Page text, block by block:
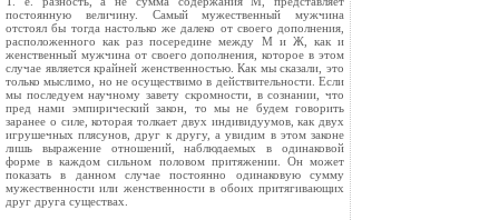
постоянную величину. Самый мужественный мужчина
отстоял бы тогда настолько же далеко от своего дополнения,
расположенного как раз посередине между М и Ж, как и
женственный мужчина от своего дополнения, которое в этом
случае является крайней женственностью. Как мы сказали, это
только мыслимо, но не осуществимо в действительности. Если
мы последуем научному завету скромности, в сознании, что
пред нами эмпирический закон, то мы не будем говорить
заранее о силе, которая толкает двух индивидуумов, как двух
игрушечных плясунов, друг к другу, а увидим в этом законе
лишь выражение отношений, наблюдаемых в одинаковой
форме в каждом сильном половом притяжении. Он может
показать в данном случае постоянно одинаковую сумму
мужественности или женственности в обоих притягивающих
друг друга существах.